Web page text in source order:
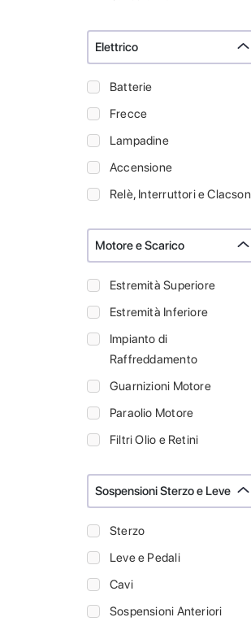
Elettrico
Batterie
Frecce
Lampadine
Accensione
Relè, Interruttori e Clacson
Motore e Scarico
Estremità Superiore
Estremità Inferiore
Impianto di
Raffreddamento
Guarnizioni Motore
Paraolio Motore
Filtri Olio e Retini
Sospensioni Sterzo e Leve
Sterzo
Leve e Pedali
Cavi
Sospensioni Anteriori